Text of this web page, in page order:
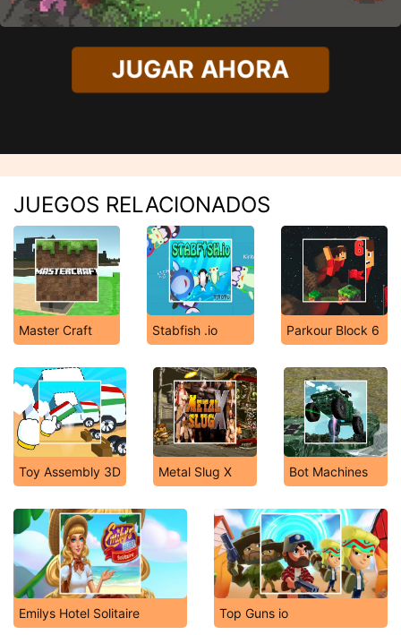
JUGAR AHORA
JUEGOS RELACIONADOS
Master Craft Stabfish .io Parkour Block 6
Toy Assembly 3D Metal Slug X Bot Machines
Emilys Hotel Solitaire Top Guns io